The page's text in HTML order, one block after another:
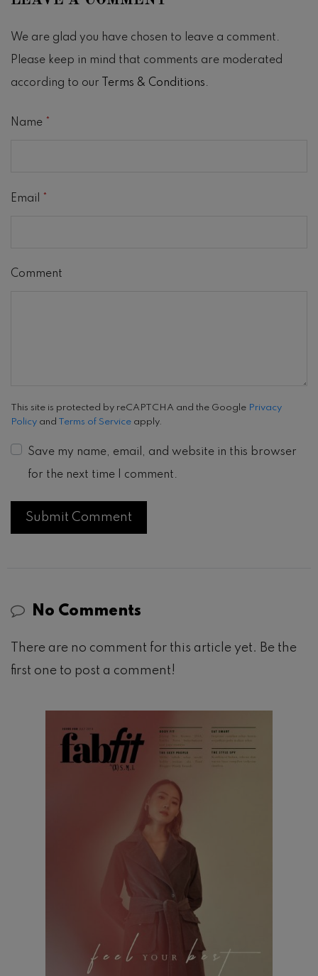
We are glad you have chosen to leave a comment.
Please keep in mind that comments are moderated
according to our
Terms & Conditions.
Name
Email
Comment
This site is protected by reCAPTCHA and the Google Privacy
Policy and Terms of Service apply.
Save my name, email, and website in this browser
for the next time I comment.
No Comments
There are no comment for this article yet. Be the
first one to post a comment!